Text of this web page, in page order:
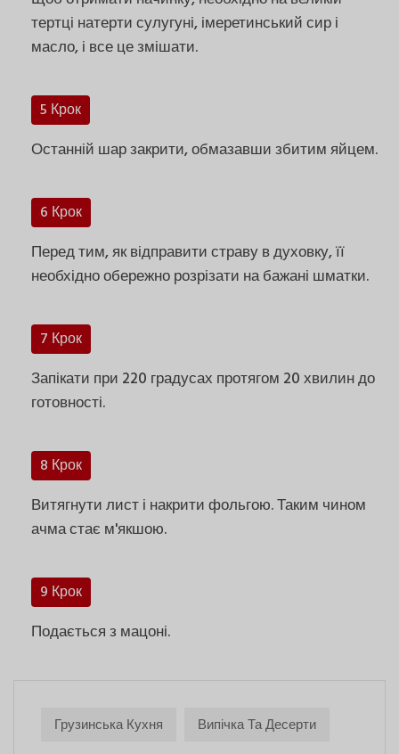
тертці натерти сулугуні, імеретинський сир і
масло, і все це змішати.
5 Крок
Останній шар закрити, обмазавши збитим яйцем.
6 Крок
Перед тим, як відправити страву в духовку, її
необхідно обережно розрізати на бажані шматки.
7 Крок
Запікати при 220 градусах протягом 20 хвилин до
готовності.
8 Крок
Витягнути лист і накрити фольгою. Таким чином
ачма стає м'якшою.
9 Крок
Подається з мацоні.
Грузинська Кухня Випічка Та Десерти